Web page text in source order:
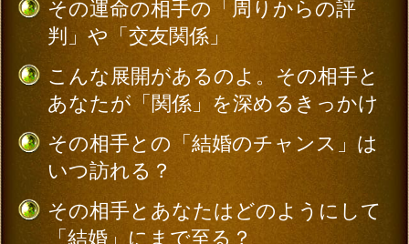
姓
名
※漢字、全角カタカナ、ひらがな各5文字まで、
本名でご入力ください。（必須）
生年月日（必須）
年 月
日
（必須）